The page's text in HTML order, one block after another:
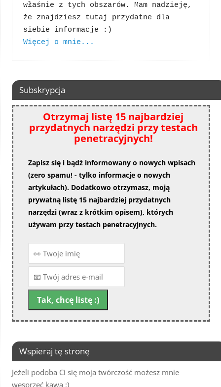
właśnie z tych obszarów. Mam nadzieję,
że znajdziesz tutaj przydatne dla
Więcej o mnie...
Subskrypcja
Otrzymaj listę 15 najbardziej
przydatnych narzędzi przy testach
penetracyjnych!
Zapisz się i bądź informowany o nowych wpisach
(zero spamu! - tylko informacje o nowych
artykułach). Dodatkowo otrzymasz, moją
prywatną listę 15 najbardziej przydatnych
narzędzi (wraz z krótkim opisem), których
używam przy testach penetracyjnych.
Wspieraj tę stronę
Jeżeli podoba Ci się moja twórczość możesz mnie
wesprzeć kawą :)